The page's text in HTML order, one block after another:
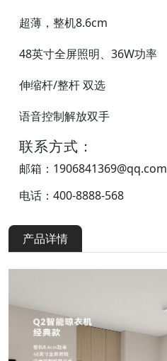
超薄，整机8.6cm
48英寸全屏照明、36W功率
伸缩杆/整杆 双选
语音控制解放双手
联系方式：
邮箱： 1906841369@qq.com
电话： 400-8888-568
产品详情